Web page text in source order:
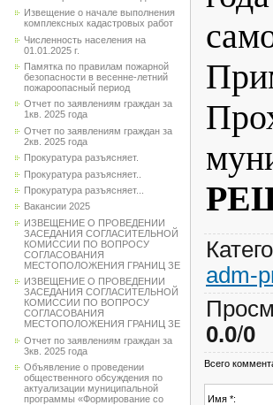
Извещение о начале выполнения
комплексных кадастровых работ
Численность населения на
01.01.2025 г.
Памятка по правилам пожарной
безопасности в весенне-летний
пожароопасный период
Отчет по заявлениям граждан за
1кв. 2025 года
Отчет по заявлениям граждан за
2кв. 2025 года
Прокуратура разъясняет.
Прокуратура разъясняет..
Прокуратура разъясняет...
Вакансии 2025
ИЗВЕЩЕНИЕ О ПРОВЕДЕНИИ
ЗАСЕДАНИЯ СОГЛАСИТЕЛЬНОЙ
КОМИССИИ ПО ВОПРОСУ
СОГЛАСОВАНИЯ
МЕСТОПОЛОЖЕНИЯ ГРАНИЦ ЗЕ
ИЗВЕЩЕНИЕ О ПРОВЕДЕНИИ
ЗАСЕДАНИЯ СОГЛАСИТЕЛЬНОЙ
КОМИССИИ ПО ВОПРОСУ
СОГЛАСОВАНИЯ
МЕСТОПОЛОЖЕНИЯ ГРАНИЦ ЗЕ
Отчет по заявлениям граждан за
3кв. 2025 года
Объявление о проведении
общественного обсуждения по
актуализации муниципальной
программы «Формирование со
adm-
0.0/0
Всего
Имя *: